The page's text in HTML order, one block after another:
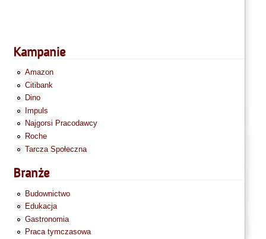
Kampanie
Amazon
Citibank
Dino
Impuls
Najgorsi Pracodawcy
Roche
Tarcza Społeczna
Branże
Budownictwo
Edukacja
Gastronomia
Praca tymczasowa